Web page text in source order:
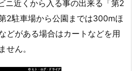
ニ近くから入る事の出来る「第2
2駐車場から公園までは300mほ
どがある場合はカートなどを用
せん。